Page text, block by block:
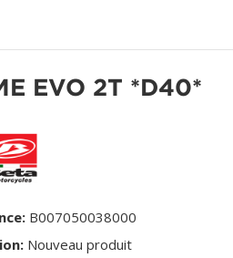
EVO 2T *D40*
B007050038000
Nouveau produit